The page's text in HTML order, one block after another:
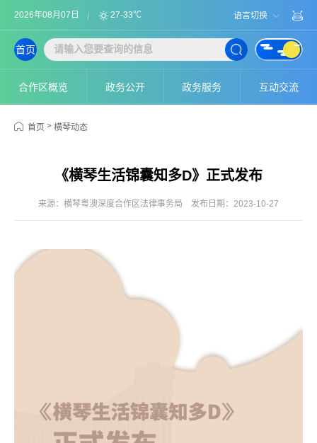
2026年08月07日 27-33℃ 语言切换
合作区概览 政务公开 政务服务 互动交流
首页
首页 > 横琴动态
《横琴生活锦囊知多D》正式发布
来源：横琴粤澳深度合作区法律事务局 发布日期：2023-10-27